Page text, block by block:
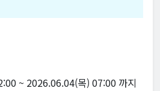
~ 2026.06.04(목) 07:00 까지